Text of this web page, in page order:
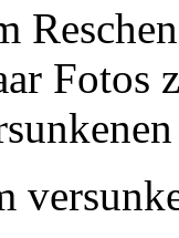
Fotos